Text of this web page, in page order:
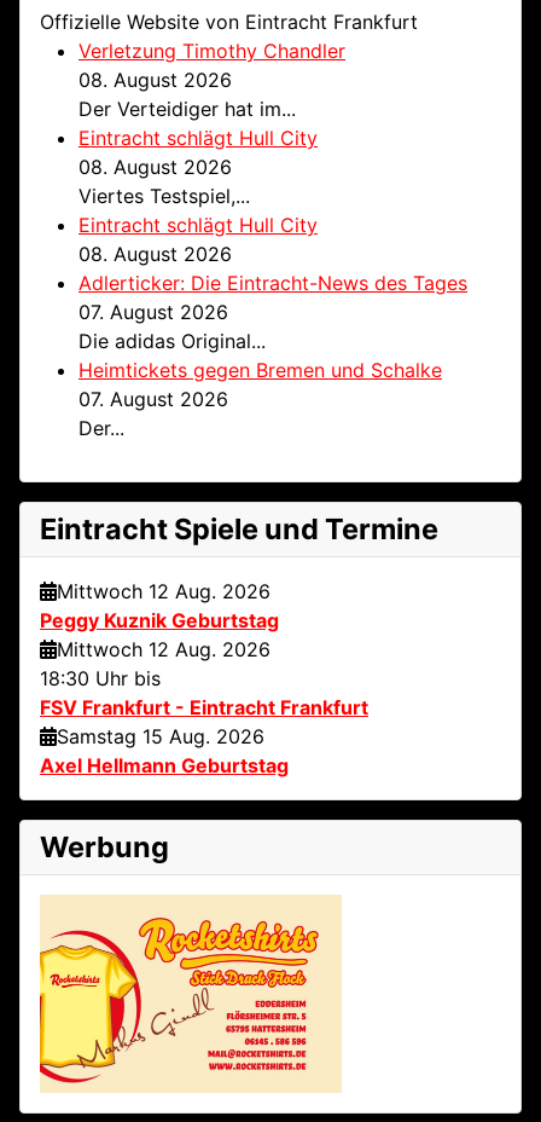
Offizielle Website von Eintracht Frankfurt
Verletzung Timothy Chandler
08. August 2026
Der Verteidiger hat im...
Eintracht schlägt Hull City
08. August 2026
Viertes Testspiel,...
Eintracht schlägt Hull City
08. August 2026
Adlerticker: Die Eintracht-News des Tages
07. August 2026
Die adidas Original...
Heimtickets gegen Bremen und Schalke
07. August 2026
Der...
Eintracht Spiele und Termine
Mittwoch 12 Aug. 2026
Peggy Kuznik Geburtstag
Mittwoch 12 Aug. 2026
18:30 Uhr bis
FSV Frankfurt - Eintracht Frankfurt
Samstag 15 Aug. 2026
Axel Hellmann Geburtstag
Werbung